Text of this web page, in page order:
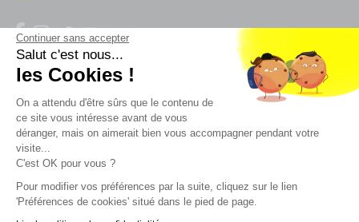
Continuer sans accepter
Salut c'est nous...
les Cookies !
On a attendu d'être sûrs que le contenu de
ce site vous intéresse avant de vous
déranger, mais on aimerait bien vous accompagner pendant votre
visite...
C'est OK pour vous ?
Pour modifier vos préférences par la suite, cliquez sur le lien
'Préférences de cookies' situé dans le pied de page.
Newsletter
Enregistrez vous à la newsletter
Restez à l'actualité sur nos produits et les offres du
moment
NOS SERVICES